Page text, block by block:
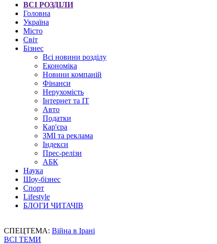
ВСІ РОЗДІЛИ
Головна
Україна
Місто
Світ
Бізнес
Всі новини розділу
Економіка
Новини компаній
Фінанси
Нерухомість
Інтернет та IT
Авто
Податки
Кар'єра
ЗМІ та реклама
Індекси
Прес-релізи
АБК
Наука
Шоу-бізнес
Спорт
Lifestyle
БЛОГИ ЧИТАЧІВ
СПЕЦТЕМА: Війна в Ірані
ВСІ ТЕМИ